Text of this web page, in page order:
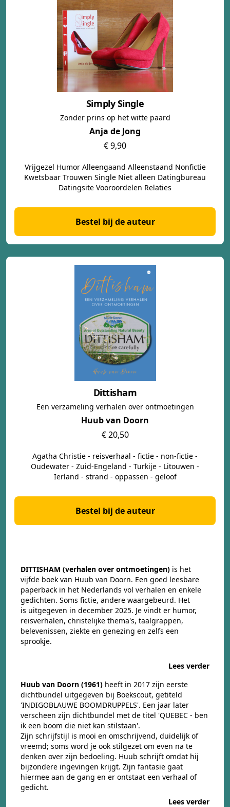
Simply Single
Zonder prins op het witte paard
Anja de Jong
€ 9,90
Vrijgezel Humor Alleengaand Alleenstaand Nonfictie
Kwetsbaar Trouwen Single Niet alleen Datingbureau
Datingsite Vooroordelen Relaties
Bestel bij de auteur
Dittisham
Een verzameling verhalen over ontmoetingen
Huub van Doorn
€ 20,50
Agatha Christie - reisverhaal - fictie - non-fictie -
Oudewater - Zuid-Engeland - Turkije - Litouwen -
Ierland - strand - oppassen - geloof
Bestel bij de auteur
DITTISHAM (verhalen over ontmoetingen) is het
vijfde boek van Huub van Doorn. Een goed leesbare
paperback in het Nederlands vol verhalen en enkele
gedichten. Soms fictie, andere waargebeurd. Het
is uitgegeven in december 2025. Je vindt er humor,
reisverhalen, christelijke thema's, taalgrappen,
belevenissen, ziekte en genezing en zelfs een
sprookje.
Lees verder
Huub van Doorn (1961) heeft in 2017 zijn eerste
dichtbundel uitgegeven bij Boekscout, getiteld
'INDIGOBLAUWE BOOMDRUPPELS'. Een jaar later
verscheen zijn dichtbundel met de titel 'QUEBEC - ben
ik een boom die niet kan stilstaan'.
Zijn schrijfstijl is mooi en omschrijvend, duidelijk of
vreemd; soms word je ook stilgezet om even na te
denken over zijn bedoeling. Huub schrijft omdat hij
bijzondere ingevingen krijgt. Zijn fantasie gaat
hiermee aan de gang en er ontstaat een verhaal of
gedicht.
Lees verder